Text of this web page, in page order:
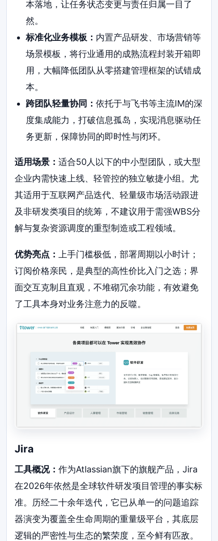
本落地，让任务状态变更与责任归属一目了
然。
标准化业务模板： 内置产品研发、市场营销等
场景模板，将行业通用的成熟流程封装开箱即
用，大幅降低团队从零搭建管理框架的试错成
本。
跨团队轻量协同： 依托于与飞书等主流IM的深
度集成能力，打破信息孤岛，实现消息驱动任
务更新，保障协同的即时性与闭环。
适用场景：适合50人以下的中小型团队，或大型
企业内需快速上线、轻管控的独立敏捷小组。尤
其适用于互联网产品迭代、轻量级市场活动跟进
及非研发类项目的统筹，不建议用于需强WBS分
解与复杂资源调度的重型制造或工程领域。
优势亮点：
上手门槛极低，部署周期以小时计；
订阅价格亲民，是典型的高性价比入门之选；界
面交互克制且直观，不堆砌冗余功能，有效避免
了工具本身对业务注意力的反噬。
Jira
工具概况：作为Atlassian旗下的旗舰产品，Jira
在2026年依然是全球软件研发项目管理的事实标
准。历经二十余年迭代，它已从单一的问题追踪
器演变为覆盖全生命周期的重量级平台，其底层
逻辑的严密性与生态的繁荣度，至今鲜有匹敌。